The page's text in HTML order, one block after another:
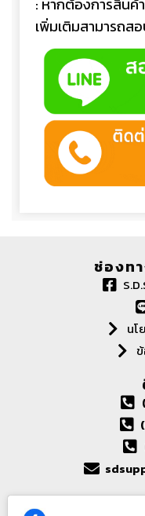
เพิ่มเติมสามารถส
ช่องท
นโ